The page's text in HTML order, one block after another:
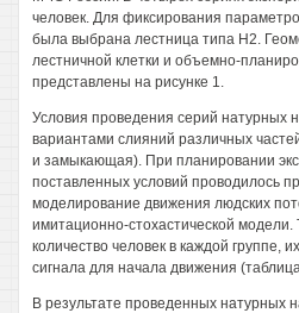
человек. Для фиксирования
была выбрана лестница типа Н2.
лестничной клетки и объемно-
представлены на рисунке 1.
Условия проведения серий натурных
вариантами слияний различных
и замыкающая). При планировании
поставленных условий проводилось
моделирование движения людских
имитационно-стохастической
количество человек в каждой группе,
сигнала для начала движения
В результате проведенных натурных